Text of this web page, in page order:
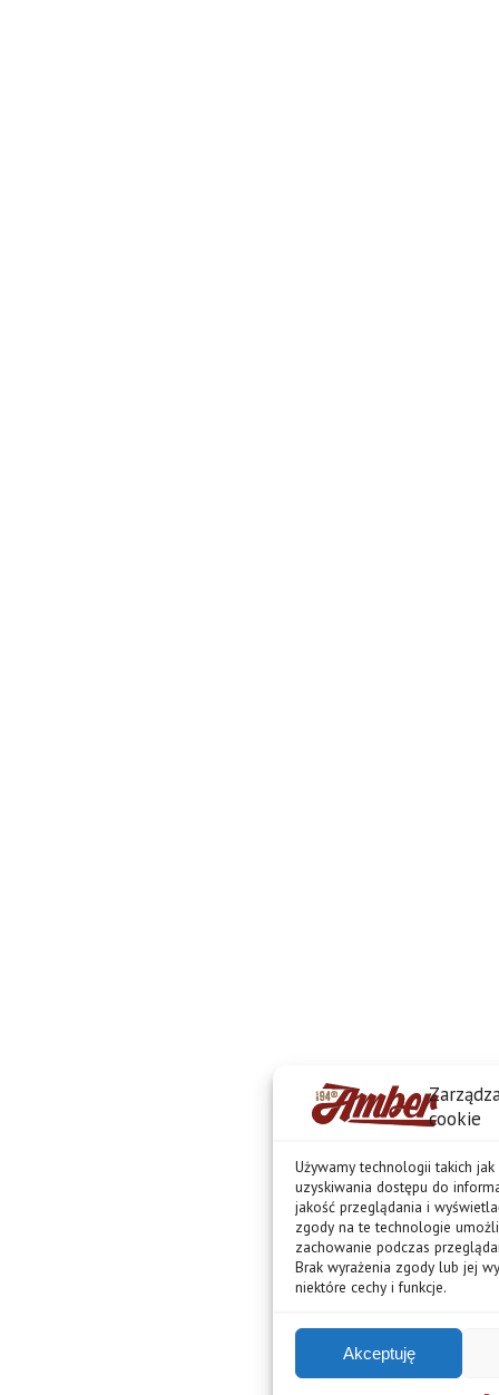
cookie
Używamy technologii takich
uzyskiwania dostępu do
jakość przeglądania i
zgody na te technologie
zachowanie podczas
Brak wyrażenia zgody lub jej
niektóre cechy i funkcje.
Akceptuję